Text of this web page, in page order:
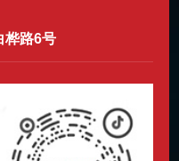
桦路6号